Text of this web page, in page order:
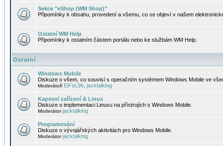
Sekce "eShop (WM Shop)"
Připomínky k obsahu, provedení a všemu, co se objeví v našem
Ostatní WM Help
Připomínky k ostatním částem portálu nebo ke službám WM Help.
Ostatní
Windows Mobile
Diskuze o všem, co souvisí s operačním systémem Windows Mobile ve
Moderátoři EiFeL96 jacktalking
Kapesní zařízení & Linux
Diskuze o implementaci Linuxu na přístrojích s Windows Mobile.
Moderátorjacktalking
Programování
Diskuze o vývojářských aktivitách pro Windows Mobile.
Moderátorjacktalking